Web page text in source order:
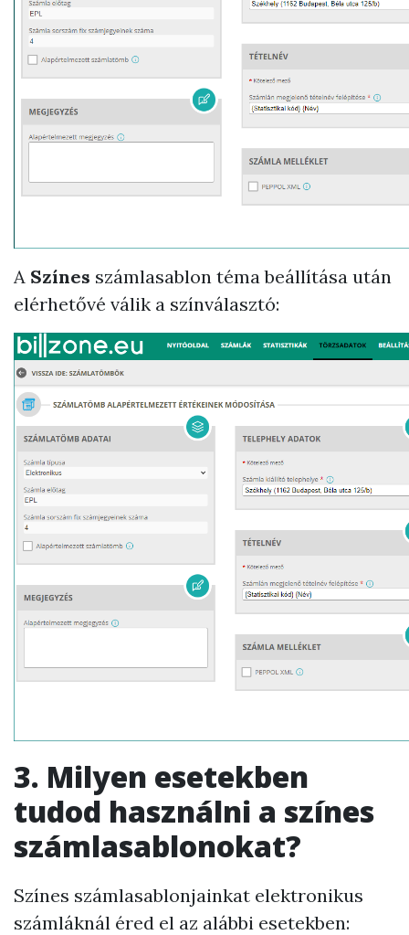
A Színes számlasablon téma beállítása után
elérhetővé válik a színválasztó:
3. Milyen esetekben
tudod használni a színes
számlasablonokat?
Színes számlasablonjainkat elektronikus
számláknál éred el az alábbi esetekben: